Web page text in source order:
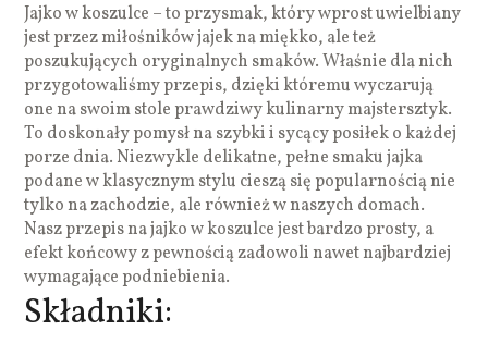
Jajko w koszulce – to przysmak, który wprost uwielbiany
jest przez miłośników jajek na miękko, ale też
poszukujących oryginalnych smaków. Właśnie dla nich
przygotowaliśmy przepis, dzięki któremu wyczarują
one na swoim stole prawdziwy kulinarny majstersztyk.
To doskonały pomysł na szybki i sycący posiłek o każdej
porze dnia. Niezwykle delikatne, pełne smaku jajka
podane w klasycznym stylu cieszą się popularnością nie
tylko na zachodzie, ale również w naszych domach.
Nasz przepis na jajko w koszulce jest bardzo prosty, a
efekt końcowy z pewnością zadowoli nawet najbardziej
wymagające podniebienia.
Składniki: